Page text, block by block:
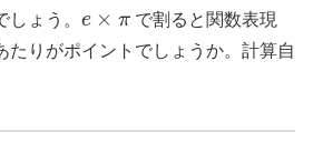
ょう。 e × π で割ると関数表現
たりがポイントでしょうか。計算自